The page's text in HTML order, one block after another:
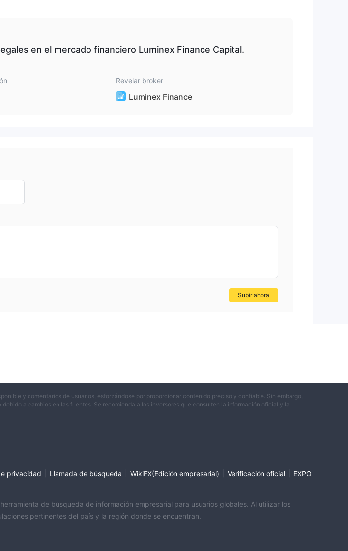
en el mercado financiero Luminex Finance Capital.
Revelar broker
Luminex Finance
Subir ahora
y comentarios de usuarios, esforzándose por proporcionar contenido preciso y confiable. Sin embargo,
a cambios en las fuentes. Se recomienda a los inversores que consulten la información oficial y la
privacidad Llamada de búsqueda WikiFX(Edición empresarial) Verificación oficial
EXPO
de búsqueda de información empresarial para usuarios globales. Al utilizar los
pertinentes del país y la región donde se encuentran.